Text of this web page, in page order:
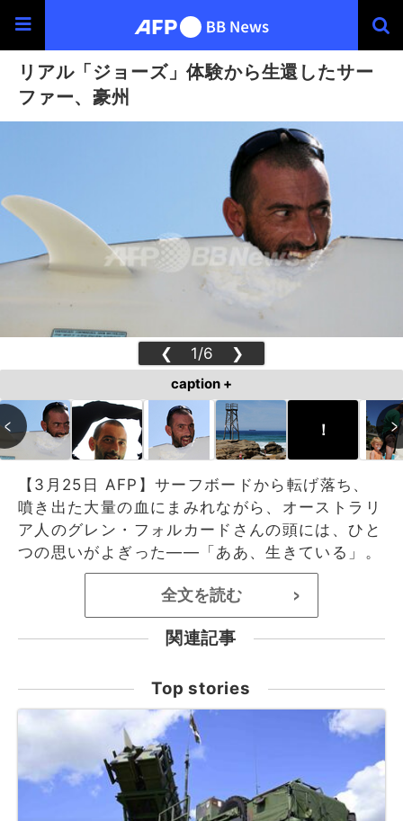
リアル「ジョーズ」体験から生還したサー
ファー、豪州
❮ 1/6 ❯
caption +
！
【3月25日 AFP】サーフボードから転げ落ち、
噴き出た大量の血にまみれながら、オーストラリ
ア人のグレン・フォルカードさんの頭には、ひと
つの思いがよぎった――「ああ、生きている」。
全文を読む >
関連記事
Top stories